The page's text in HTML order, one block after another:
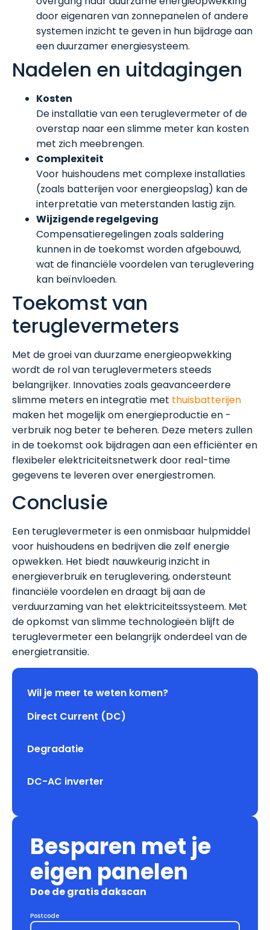
door eigenaren van zonnepanelen of andere
systemen inzicht te geven in hun bijdrage aan
een duurzamer energiesysteem.
Nadelen en uitdagingen
Kosten
De installatie van een teruglevermeter of de
overstap naar een slimme meter kan kosten
met zich meebrengen.
Complexiteit
Voor huishoudens met complexe installaties
(zoals batterijen voor energieopslag) kan de
interpretatie van meterstanden lastig zijn.
Wijzigende regelgeving
Compensatieregelingen zoals saldering
kunnen in de toekomst worden afgebouwd,
wat de financiële voordelen van teruglevering
kan beïnvloeden.
Toekomst van
teruglevermeters
Met de groei van duurzame energieopwekking
wordt de rol van teruglevermeters steeds
belangrijker. Innovaties zoals geavanceerdere
slimme meters en integratie met thuisbatterijen
maken het mogelijk om energieproductie en -
verbruik nog beter te beheren. Deze meters zullen
in de toekomst ook bijdragen aan een efficiënter en
flexibeler elektriciteitsnetwerk door real-time
gegevens te leveren over energiestromen.
Conclusie
Een teruglevermeter is een onmisbaar hulpmiddel
voor huishoudens en bedrijven die zelf energie
opwekken. Het biedt nauwkeurig inzicht in
energieverbruik en teruglevering, ondersteunt
financiële voordelen en draagt bij aan de
verduurzaming van het elektriciteitssysteem. Met
de opkomst van slimme technologieën blijft de
teruglevermeter een belangrijk onderdeel van de
energietransitie.
Wil je meer te weten komen?
Direct Current (DC)
Degradatie
DC-AC inverter
Besparen met je
eigen panelen
Doe de gratis dakscan
Postcode